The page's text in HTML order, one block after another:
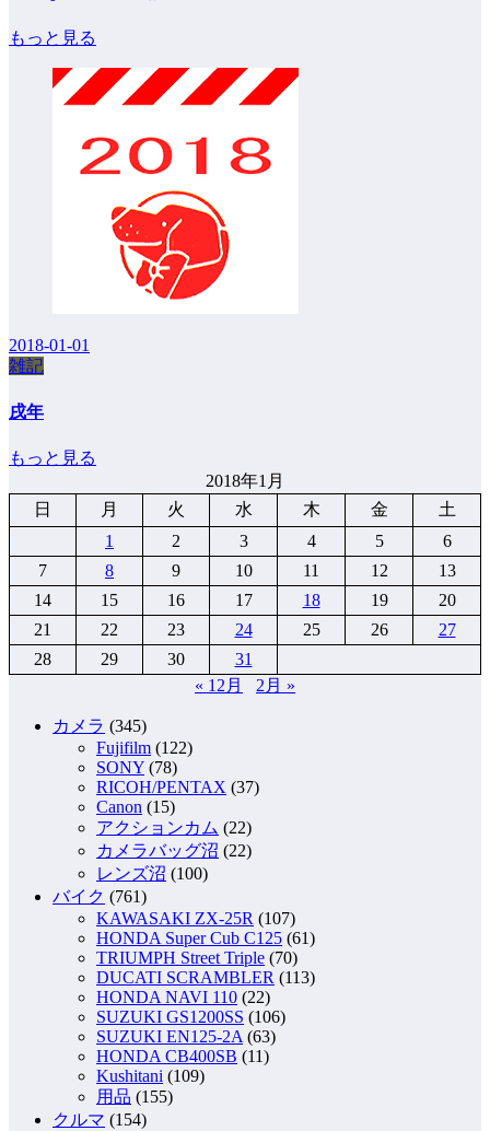
もっと見る
2018-01-01
雑記
戌年
もっと見る
2018年1月
日
月 火 水 木 金
土
1
2 3 4 5
6
7
8 9 10 11 12
13
14
15 16 17 18 19
20
21
22 23 24 25 26
27
28
29 30
31
« 12月
2月 »
カメラ (345)
Fujifilm (122)
SONY (78)
RICOH/PENTAX (37)
Canon (15)
アクションカム (22)
カメラバッグ沼 (22)
レンズ沼 (100)
バイク (761)
KAWASAKI ZX-25R (107)
HONDA Super Cub C125 (61)
TRIUMPH Street Triple (70)
DUCATI SCRAMBLER (113)
HONDA NAVI 110 (22)
SUZUKI GS1200SS (106)
SUZUKI EN125-2A(63)
HONDA CB400SB (11)
Kushitani (109)
用品 (155)
クルマ (154)